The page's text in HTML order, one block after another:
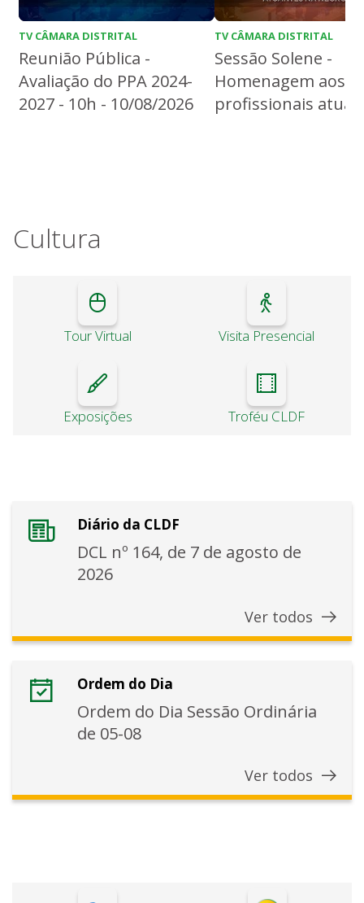
TV CÂMARA DISTRITAL
Reunião Pública -
Avaliação do PPA 2024-
2027 - 10h - 10/08/2026
TV CÂMARA DISTRITAL
Sessão Solene -
Homenagem aos
profissionais
Cultura
Tour Virtual Visita Presencial
Exposições Troféu CLDF
Diário da CLDF
DCL nº 164, de 7 de agosto de
2026
Ver todos
Ordem do Dia
Ordem do Dia Sessão Ordinária
de 05-08
Ver todos